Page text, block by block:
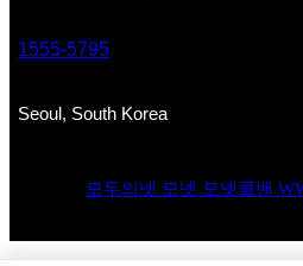
1555-5795
Seoul, South Korea
모두의넷 모넷 모넷콜밴